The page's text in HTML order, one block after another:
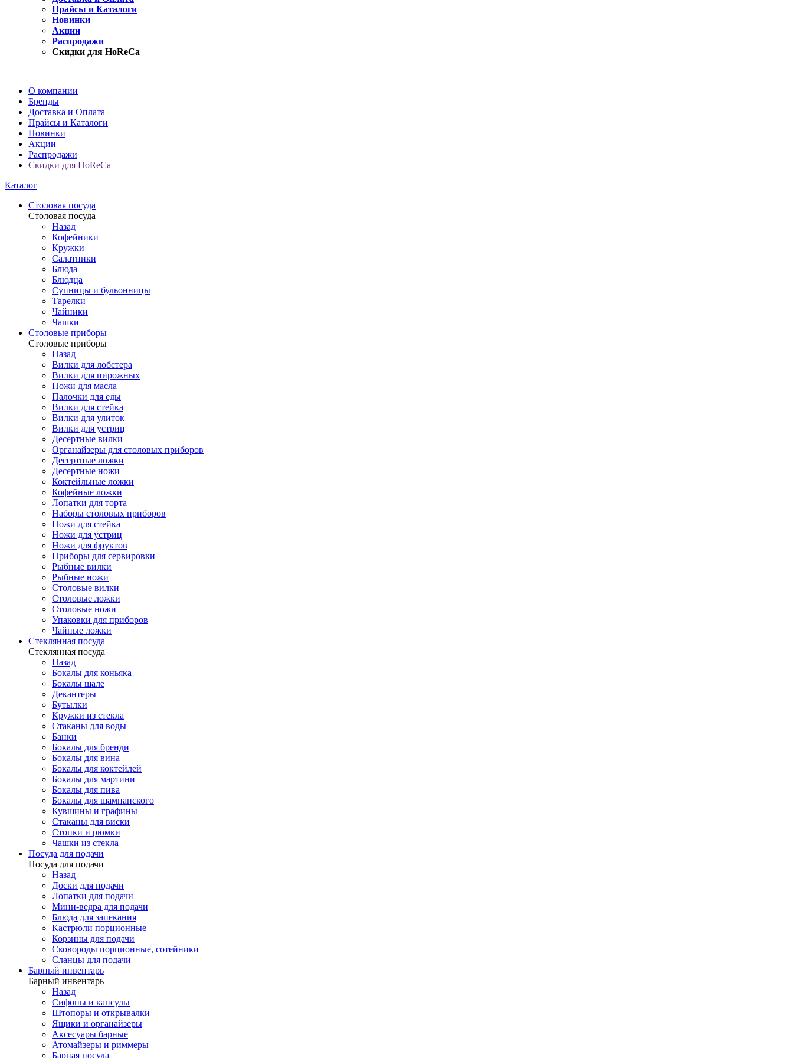
Прайсы и Каталоги
Новинки
Акции
Распродажи
Скидки для HoReCa
О компании
Бренды
Доставка и Оплата
Прайсы и Каталоги
Новинки
Акции
Распродажи
Скидки для HoReCa
Каталог
Столовая посуда
Столовая посуда
Назад
Кофейники
Кружки
Салатники
Блюда
Блюдца
Супницы и бульонницы
Тарелки
Чайники
Чашки
Cтоловые приборы
Cтоловые приборы
Назад
Вилки для лобстера
Вилки для пирожных
Ножи для масла
Палочки для еды
Вилки для стейка
Вилки для улиток
Вилки для устриц
Десертные вилки
Органайзеры для столовых приборов
Десертные ложки
Десертные ножи
Коктейльные ложки
Кофейные ложки
Лопатки для торта
Наборы столовых приборов
Ножи для стейка
Ножи для устриц
Ножи для фруктов
Приборы для сервировки
Рыбные вилки
Рыбные ножи
Столовые вилки
Столовые ложки
Столовые ножи
Упаковки для приборов
Чайные ложки
Стеклянная посуда
Стеклянная посуда
Назад
Бокалы для коньяка
Бокалы шале
Декантеры
Бутылки
Кружки из стекла
Стаканы для воды
Банки
Бокалы для бренди
Бокалы для вина
Бокалы для коктейлей
Бокалы для мартини
Бокалы для пива
Бокалы для шампанского
Кувшины и графины
Стаканы для виски
Стопки и рюмки
Чашки из стекла
Посуда для подачи
Посуда для подачи
Назад
Доски для подачи
Лопатки для подачи
Мини-ведра для подачи
Блюда для запекания
Кастрюли порционные
Корзины для подачи
Сковороды порционные, сотейники
Сланцы для подачи
Барный инвентарь
Барный инвентарь
Назад
Сифоны и капсулы
Штопоры и открывалки
Ящики и органайзеры
Аксесуары барные
Атомайзеры и риммеры
Барная посуда